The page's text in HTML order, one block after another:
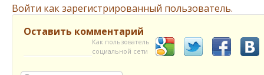
Войти как зарегистрированный пользователь.
Оставить комментарий
Как пользователь
социальной сети